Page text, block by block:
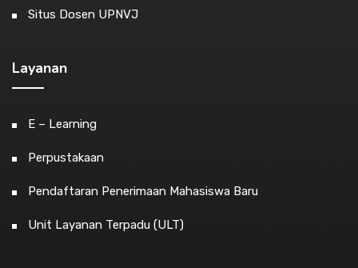
Situs Dosen UPNVJ
Layanan
E – Learning
Perpustakaan
Pendaftaran Penerimaan Mahasiswa Baru
Unit Layanan Terpadu (ULT)